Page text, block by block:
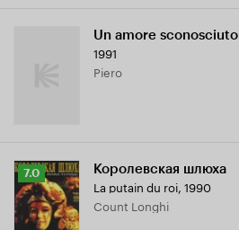
Un amore sconosciuto
1991
Piero
Рейтинг
Кинопоиска
7.0
7.0 Королевская шлюха
La putain du roi, 1990
Count Longhi